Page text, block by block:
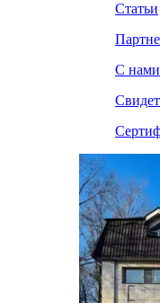
Статьи
С нами